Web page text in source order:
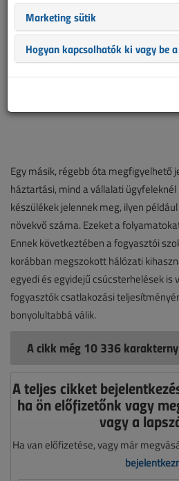
Egy másik, régebb óta megfigyelhető
háztartási, mind a vállalati
készülékek jelennek meg, ilyen
növekvő száma. Ezeket a
Ennek következtében a fogyasztói
korábban megszokott hálózati
egyedi és egyidejű csúcsterhelések is
fogyasztók csatlakozási
bonyolultabbá válik.
A cikk még 10 336
A teljes cikket
ha ön előfizetőnk vagy
vagy a
Ha van előfizetése, vagy már
Marketing sütik
Hogyan kapcsolhatók ki vagy be